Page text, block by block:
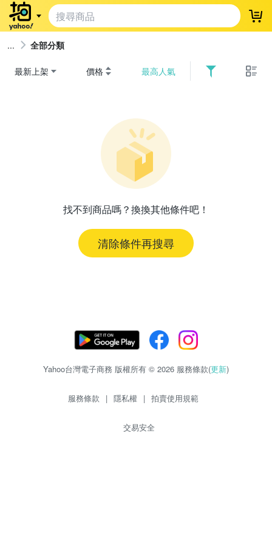
登
全部分類
最新上架 價格 最高人氣
找不到商品嗎？換換其他條件吧！
清除條件再搜尋
Yahoo台灣電子商務 版權所有 © 2026 服務條款(更新)
服務條款 | 隱私權 | 拍賣使用規範
交易安全